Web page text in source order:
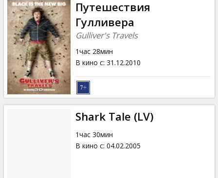
Путешествия
Гулливера
Gulliver's Travels
1час 28мин
В кино с: 31.12.2010
Shark Tale (LV)
1час 30мин
В кино с: 04.02.2005